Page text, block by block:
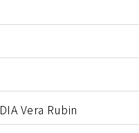
Vera Rubin